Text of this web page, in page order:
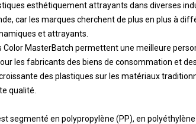
esthétiquement attrayants dans diverses
car les marques cherchent de plus en plus à
et attrayants.
Color MasterBatch permettent une meilleure
les fabricants des biens de consommation et
des plastiques sur les matériaux
qualité.
segmenté en polypropylène (PP), en